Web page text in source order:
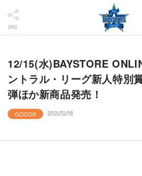
SNS
12/15(水)BAYSTORE
ントラル・リーグ新人特別
弾ほか新商品発売！
GOODS 2021/12/15